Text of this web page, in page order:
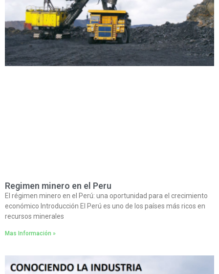
Regimen minero en el Peru
El régimen minero en el Perú: una oportunidad para el crecimiento
económico Introducción El Perú es uno de los países más ricos en
recursos minerales
Mas Información »